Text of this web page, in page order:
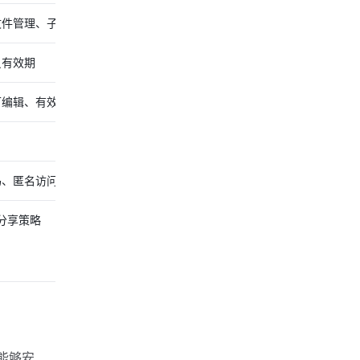
管理、子部门管理
效期
辑、有效期权限
匿名访问
享策略